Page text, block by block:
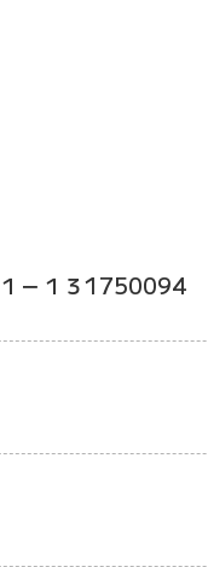
－１３1750094